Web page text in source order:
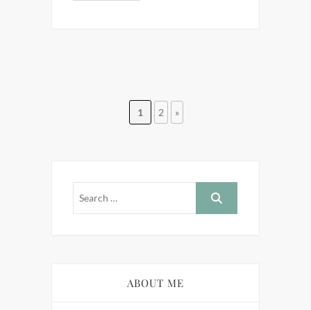
1 2 »
ABOUT ME